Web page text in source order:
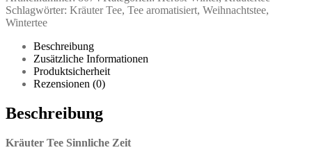
Menge
Schlagwörter: Kräuter Tee, Tee aromatisiert, Weihnachtstee,
Wintertee
Beschreibung
Zusätzliche Informationen
Produktsicherheit
Rezensionen (0)
Beschreibung
Kräuter Tee Sinnliche Zeit